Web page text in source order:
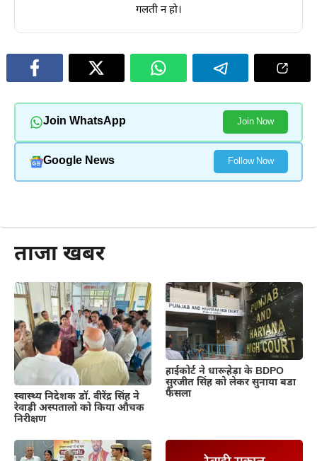
गलती न हो।
Join WhatsApp Join Now
Google News Follow Now
ताजा खबर
स्वास्थ्य निदेशक डॉ. वीरेंद्र सिंह ने
रेवाड़ी अस्पतालो को किया औचक
निरीक्षण
हाईकोर्ट ने धारूहेड़ा के BDPO
सुरजीत सिंह को लेकर सुनाया बडा
फैसला